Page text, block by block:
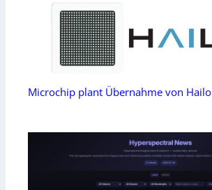
Microchip plant Übernahme von Hailo